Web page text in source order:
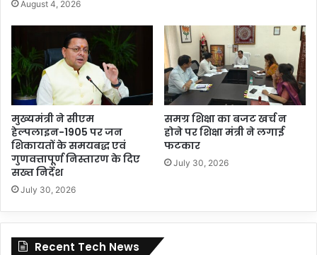
August 4, 2026
मुख्यमंत्री ने सीएम
हेल्पलाइन-1905 पर जन
शिकायतों के समयबद्ध एवं
गुणवत्तापूर्ण निस्तारण के दिए
सख्त निर्देश
July 30, 2026
समग्र शिक्षा का बजट खर्च न
होने पर शिक्षा मंत्री ने लगाई
फटकार
July 30, 2026
Recent Tech News